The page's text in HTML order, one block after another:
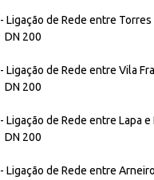
- Ligação de Rede entre
DN 200
- Ligação de Rede entre Vila
DN 200
- Ligação de Rede entre Lapa e
DN 200
- Ligação de Rede entre